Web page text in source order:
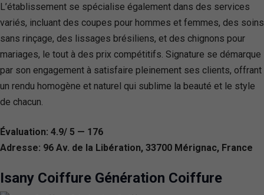
L’établissement se spécialise également dans des services
variés, incluant des coupes pour hommes et femmes, des soins
sans rinçage, des lissages brésiliens, et des chignons pour
mariages, le tout à des prix compétitifs. Signature se démarque
par son engagement à satisfaire pleinement ses clients, offrant
un rendu homogène et naturel qui sublime la beauté et le style
de chacun.
Évaluation: 4.9/ 5 — 176
Adresse: 96 Av. de la Libération, 33700 Mérignac, France
Isany Coiffure Génération Coiffure